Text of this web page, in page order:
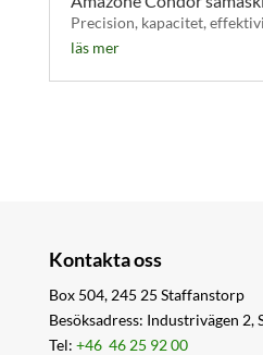
Precision, kapacitet,
läs mer
Kontakta oss
Box 504, 245 25 Staffanstorp
Besöksadress: Industrivägen 2,
Tel: +46 46 25 92 00